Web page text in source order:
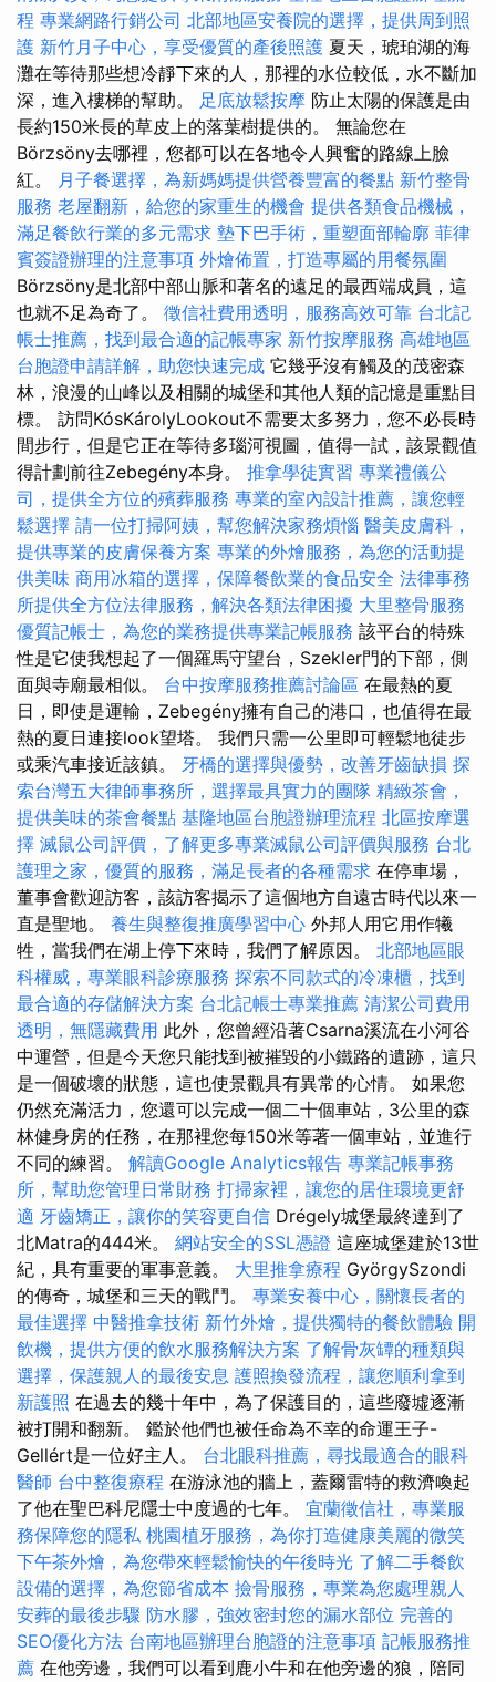
程 專業網路行銷公司 北部地區安養院的選擇，提供周到照
護 新竹月子中心，享受優質的產後照護 夏天，琥珀湖的海
灘在等待那些想冷靜下來的人，那裡的水位較低，水不斷加
深，進入樓梯的幫助。 足底放鬆按摩 防止太陽的保護是由
長約150米長的草皮上的落葉樹提供的。 無論您在
Börzsöny去哪裡，您都可以在各地令人興奮的路線上臉
紅。 月子餐選擇，為新媽媽提供營養豐富的餐點 新竹整骨
服務 老屋翻新，給您的家重生的機會 提供各類食品機械，
滿足餐飲行業的多元需求 墊下巴手術，重塑面部輪廓 菲律
賓簽證辦理的注意事項 外燴佈置，打造專屬的用餐氛圍
Börzsöny是北部中部山脈和著名的遠足的最西端成員，這
也就不足為奇了。 徵信社費用透明，服務高效可靠 台北記
帳士推薦，找到最合適的記帳專家 新竹按摩服務 高雄地區
台胞證申請詳解，助您快速完成 它幾乎沒有觸及的茂密森
林，浪漫的山峰以及相關的城堡和其他人類的記憶是重點目
標。 訪問KósKárolyLookout不需要太多努力，您不必長時
間步行，但是它正在等待多瑙河視圖，值得一試，該景觀值
得計劃前往Zebegény本身。 推拿學徒實習 專業禮儀公
司，提供全方位的殯葬服務 專業的室內設計推薦，讓您輕
鬆選擇 請一位打掃阿姨，幫您解決家務煩惱 醫美皮膚科，
提供專業的皮膚保養方案 專業的外燴服務，為您的活動提
供美味 商用冰箱的選擇，保障餐飲業的食品安全 法律事務
所提供全方位法律服務，解決各類法律困擾 大里整骨服務
優質記帳士，為您的業務提供專業記帳服務 該平台的特殊
性是它使我想起了一個羅馬守望台，Szekler門的下部，側
面與寺廟最相似。 台中按摩服務推薦討論區 在最熱的夏
日，即使是運輸，Zebegény擁有自己的港口，也值得在最
熱的夏日連接look望塔。 我們只需一公里即可輕鬆地徒步
或乘汽車接近該鎮。 牙橋的選擇與優勢，改善牙齒缺損 探
索台灣五大律師事務所，選擇最具實力的團隊 精緻茶會，
提供美味的茶會餐點 基隆地區台胞證辦理流程 北區按摩選
擇 滅鼠公司評價，了解更多專業滅鼠公司評價與服務 台北
護理之家，優質的服務，滿足長者的各種需求 在停車場，
董事會歡迎訪客，該訪客揭示了這個地方自遠古時代以來一
直是聖地。 養生與整復推廣學習中心 外邦人用它用作犧
牲，當我們在湖上停下來時，我們了解原因。 北部地區眼
科權威，專業眼科診療服務 探索不同款式的冷凍櫃，找到
最合適的存儲解決方案 台北記帳士專業推薦 清潔公司費用
透明，無隱藏費用 此外，您曾經沿著Csarna溪流在小河谷
中運營，但是今天您只能找到被摧毀的小鐵路的遺跡，這只
是一個破壞的狀態，這也使景觀具有異常的心情。 如果您
仍然充滿活力，您還可以完成一個二十個車站，3公里的森
林健身房的任務，在那裡您每150米等著一個車站，並進行
不同的練習。 解讀Google Analytics報告 專業記帳事務
所，幫助您管理日常財務 打掃家裡，讓您的居住環境更舒
適 牙齒矯正，讓你的笑容更自信 Drégely城堡最終達到了
北Matra的444米。 網站安全的SSL憑證 這座城堡建於13世
紀，具有重要的軍事意義。 大里推拿療程 GyörgySzondi
的傳奇，城堡和三天的戰鬥。 專業安養中心，關懷長者的
最佳選擇 中醫推拿技術 新竹外燴，提供獨特的餐飲體驗 開
飲機，提供方便的飲水服務解決方案 了解骨灰罈的種類與
選擇，保護親人的最後安息 護照換發流程，讓您順利拿到
新護照 在過去的幾十年中，為了保護目的，這些廢墟逐漸
被打開和翻新。 鑑於他們也被任命為不幸的命運王子-
Gellért是一位好主人。 台北眼科推薦，尋找最適合的眼科
醫師 台中整復療程 在游泳池的牆上，蓋爾雷特的救濟喚起
了他在聖巴科尼隱士中度過的七年。 宜蘭徵信社，專業服
務保障您的隱私 桃園植牙服務，為你打造健康美麗的微笑
下午茶外燴，為您帶來輕鬆愉快的午後時光 了解二手餐飲
設備的選擇，為您節省成本 撿骨服務，專業為您處理親人
安葬的最後步驟 防水膠，強效密封您的漏水部位 完善的
SEO優化方法 台南地區辦理台胞證的注意事項 記帳服務推
薦 在他旁邊，我們可以看到鹿小牛和在他旁邊的狼，陪同